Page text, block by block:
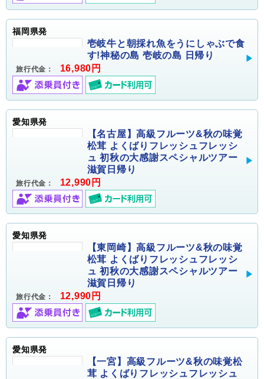
福岡県発
壱岐牛と朝採れ魚をうにしゃぶで食
す!神秘の島 壱岐の島 日帰り
旅行代金： 16,980円
愛知県発
【名古屋】高級フルーツ&秋の味覚
松茸 よくばりフレッシュフレッシ
ュ 初秋の大感謝スペシャルツアー
滋賀日帰り
旅行代金： 12,990円
愛知県発
【東岡崎】高級フルーツ&秋の味覚
松茸 よくばりフレッシュフレッシ
ュ 初秋の大感謝スペシャルツアー
滋賀日帰り
旅行代金： 12,990円
愛知県発
【一宮】高級フルーツ&秋の味覚松
茸 よくばりフレッシュフレッシュ